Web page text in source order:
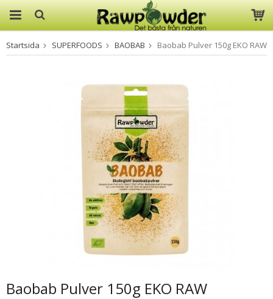
Produkten har blivit tillagd i
varukorgen
Startsida SUPERFOODS BAOBAB Baobab Pulver 150g EKO RAW
Baobab Pulver 150g EKO RAW